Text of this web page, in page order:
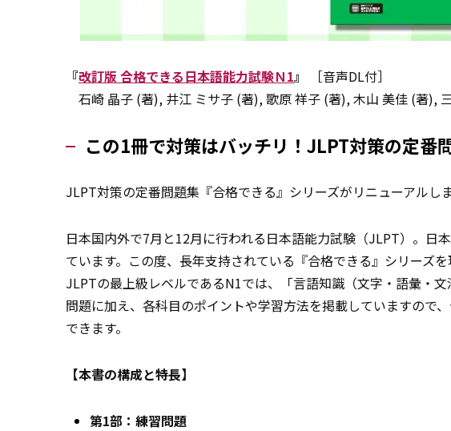
『改訂版 合格できる日本語能力試験Ｎ1』
［音声DL付］
石崎 晶子 (著), 井江 ミサ子 (著), 歌原 祥子 (著), 木山 美佳 (著),
この1冊で対策はバッチリ！JLPT対策の定番
JLPT対策の定番問題集『合格できる』シリーズがリニューアルし
日本国内外で7月と12月に行われる日本語能力試験（JLPT）。日
ています。この度、長年支持されている『合格できる』シリーズ
JLPTの最上級レベルであるN1では、「言語知識（文字・語彙・
問題に加え、各科目のポイントや学習方法を掲載していますので
できます。
【本書の構成と特長】
第1部：練習問題